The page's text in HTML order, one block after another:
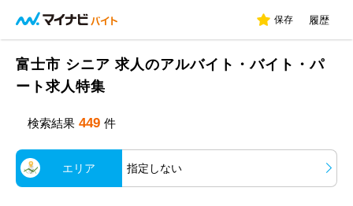
保存 履歴
富士市 シニア 求人のアルバイト・バイト・パ
ート求人特集
検索結果 449 件
エリア 指定しない